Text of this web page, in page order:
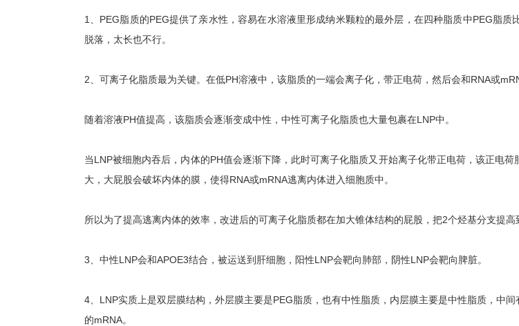
1、PEG脂质的PEG提供了亲水性，容易在水溶液里形成纳米颗粒的最外层，在四种脂质中PEG脂
脱落，太长也不行。
2、可离子化脂质最为关键。在低PH溶液中，该脂质的一端会离子化，带正电荷，然后会和RNA或
随着溶液PH值提高，该脂质会逐渐变成中性，中性可离子化脂质也大量包裹在LNP中。
当LNP被细胞内吞后，内体的PH值会逐渐下降，此时可离子化脂质又开始离子化带正电荷，该正电
大，大屁股会破坏内体的膜，使得RNA或mRNA逃离内体进入细胞质中。
所以为了提高逃离内体的效率，改进后的可离子化脂质都在加大锥体结构的屁股，把2个烃基分支提高
3、中性LNP会和APOE3结合，被运送到肝细胞，阳性LNP会靶向肺部，阴性LNP会靶向脾脏。
4、LNP实质上是双层膜结构，外层膜主要是PEG脂质，也有中性脂质，内层膜主要是中性脂质，中
的mRNA。